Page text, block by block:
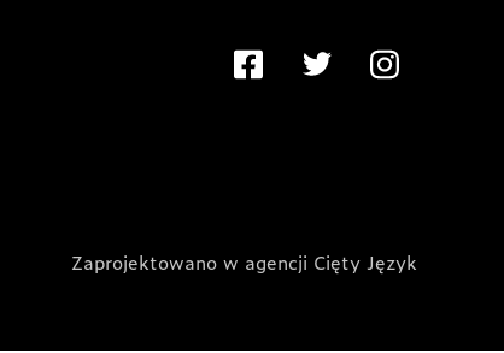
Zaprojektowano w agencji Cięty Język